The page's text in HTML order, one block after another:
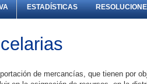
ESTADÍSTICAS
de mercancías, que tienen por